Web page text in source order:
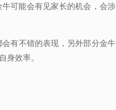
可能会有见家长的机会，会涉
有不错的表现，另外部分金牛
身效率。